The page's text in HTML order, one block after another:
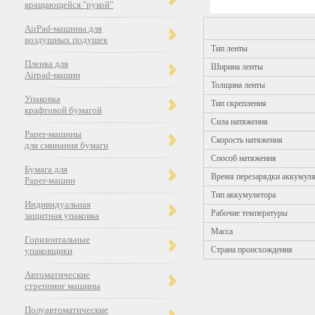
вращающейся "рукой"
AirPad-машины для
воздушных подушек
Пленка для
Airpad-машин
Упаковка
крафтовой бумагой
Paper-машины
для сминания бумаги
Бумага для
Paper-машин
Индивидуальная
защитная упаковка
Горизонтальные
упаковщики
Автоматические
стреппинг машины
Полуавтоматические
Тип ленты
Ширина ленты
Толщина ленты
Тип скрепления
Сила натяжения
Скорость натяжения
Способ натяжения
Время перезарядки
Тип аккумулятора
Рабочие температуры
Масса
Страна происхождения